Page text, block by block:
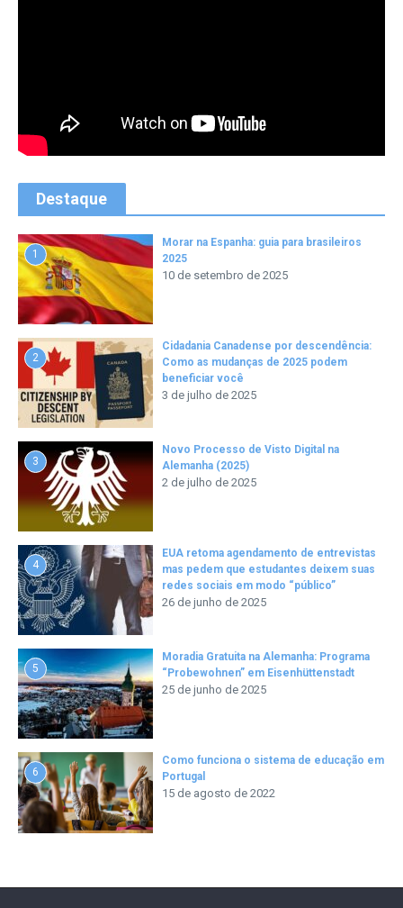
Destaque
1
Morar na Espanha: guia para brasileiros
2025
10 de setembro de 2025
2
Cidadania Canadense por descendência:
Como as mudanças de 2025 podem
beneficiar você
3 de julho de 2025
3
Novo Processo de Visto Digital na
Alemanha (2025)
2 de julho de 2025
4
EUA retoma agendamento de entrevistas
mas pedem que estudantes deixem suas
redes sociais em modo “público”
26 de junho de 2025
5
Moradia Gratuita na Alemanha: Programa
“Probewohnen” em Eisenhüttenstadt
25 de junho de 2025
6
Como funciona o sistema de educação em
Portugal
15 de agosto de 2022